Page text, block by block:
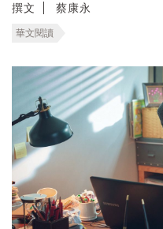
撰文 蔡康永
華文閱讀